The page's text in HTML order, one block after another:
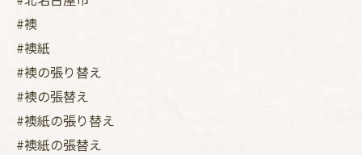
#襖
#襖紙
#襖の張り替え
#襖の張替え
#襖紙の張り替え
#襖紙の張替え